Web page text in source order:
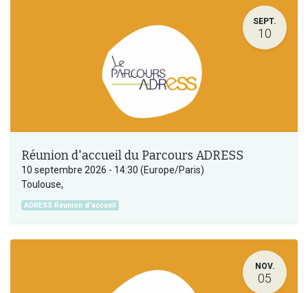
SEPT.
10
Réunion d'accueil du Parcours ADRESS
10 septembre 2026 - 14:30 (Europe/Paris)
Toulouse,
ADRESS Réunion d'accueil
NOV.
05